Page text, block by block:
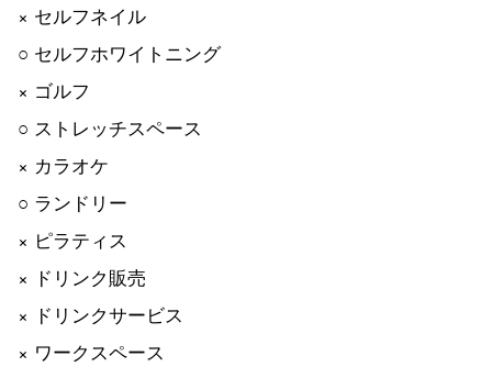
× セルフネイル
○ セルフホワイトニング
× ゴルフ
○ ストレッチスペース
× カラオケ
○ ランドリー
× ピラティス
× ドリンク販売
× ドリンクサービス
× ワークスペース